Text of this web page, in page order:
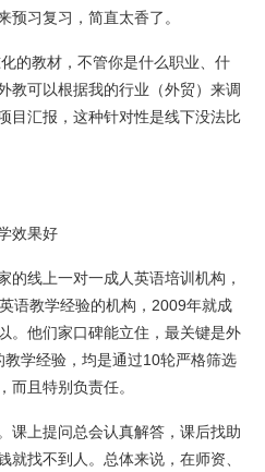
预习复习，简直太香了。
的教材，不管你是什么职业、什
教可以根据我的行业（外贸）来调
目汇报，这种针对性是线下没法比
效果好
的线上一对一成人英语培训机构，
语教学经验的机构，2009年就成
。他们家口碑能立住，最关键是外
学经验，均是通过10轮严格筛选
而且特别负责任。
课上提问总会认真解答，课后找助
就找不到人。总体来说，在师资、